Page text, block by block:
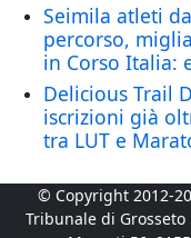
Seimila atleti
percorso,
in Corso Italia:
Delicious Trail
iscrizioni già
tra LUT e
© Copyright 2012-
Tribunale di